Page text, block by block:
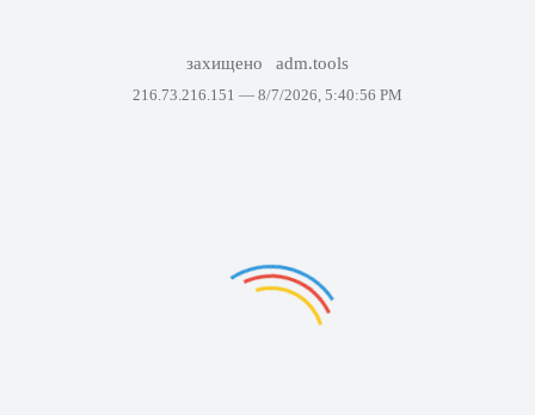
захищено adm.tools
216.73.216.151 — 8/7/2026, 5:40:56 PM